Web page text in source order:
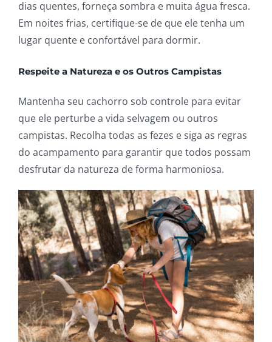
dias quentes, forneça sombra e muita água fresca.
Em noites frias, certifique-se de que ele tenha um
lugar quente e confortável para dormir.
Respeite a Natureza e os Outros Campistas
Mantenha seu cachorro sob controle para evitar
que ele perturbe a vida selvagem ou outros
campistas. Recolha todas as fezes e siga as regras
do acampamento para garantir que todos possam
desfrutar da natureza de forma harmoniosa.